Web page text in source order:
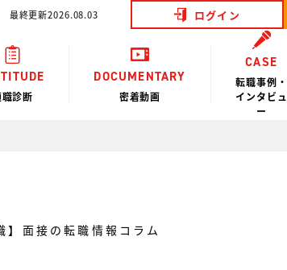
最終更新2026.08.03 ログイン
診断
DOCUMENTARY
密着動画
CASE
転職事例・
インタビュ
ー
】面接の転職情報コラム